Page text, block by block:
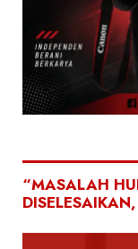
“MASALAH